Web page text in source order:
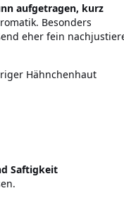
aufgetragen, kurz
Besonders
eher fein
Hähnchenhaut
Saftigkeit